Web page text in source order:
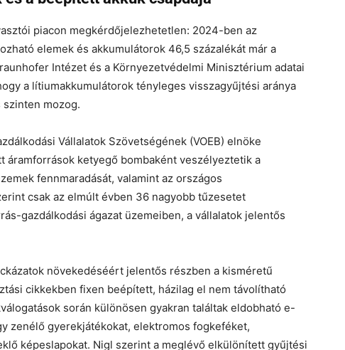
piacon megkérdőjelezhetetlen: 2024-ben az
elemek és akkumulátorok 46,5 százalékát már a
Intézet és a Környezetvédelmi Minisztérium adatai
a lítiumakkumulátorok tényleges visszagyűjtési aránya
mozog.
Vállalatok Szövetségének (VOEB) elnöke
áramforrások ketyegő bombaként veszélyeztetik a
fennmaradását, valamint az országos
csak az elmúlt évben 36 nagyobb tűzesetet
gazdálkodási ágazat üzemeiben, a vállalatok jelentős
növekedéséért jelentős részben a kisméretű
cikkekben fixen beépített, házilag el nem távolítható
során különösen gyakran találtak eldobható e-
zenélő gyerekjátékokat, elektromos fogkeféket,
képeslapokat. Nigl szerint a meglévő elkülönített gyűjtési